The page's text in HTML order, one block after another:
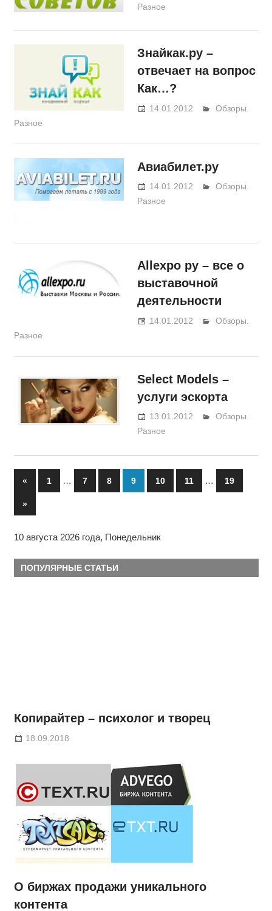
Разное
Знайкак.ру –
отвечает на вопрос
Как…?
14.01.2012 BeerOleg
Обзоры.
Разное
Авиабилет.ру
14.01.2012 BeerOleg
Обзоры.
Разное
Аlleхро ру – все о
выставочной
деятельности
14.01.2012 BeerOleg
Обзоры.
Разное
Select Models –
услуги эскорта
13.01.2012 BeerOleg
Обзоры.
Разное
Навигация
по
записям
« Previous
Posts
1 … 7 8 9 10 11 … 19
Next
Posts
»
10 августа 2026 года, Понедельник
ПОПУЛЯРНЫЕ СТАТЬИ
Копирайтер – психолог и творец
18.09.2018
О биржах продажи уникального
контента